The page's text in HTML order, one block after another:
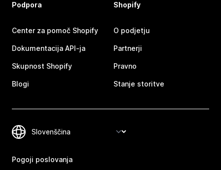
Podpora
Center za pomoč Shopify
Dokumentacija API-ja
Skupnost Shopify
Blogi
Shopify
O podjetju
Partnerji
Pravno
Stanje storitve
Pogoji poslovanja